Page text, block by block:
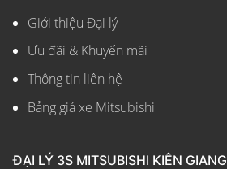
Giới thiệu Đại lý
Ưu đãi & Khuyến mãi
Thông tin liên hệ
Bảng giá xe Mitsubishi
ĐẠI LÝ 3S MITSUBISHI KIÊN GIANG